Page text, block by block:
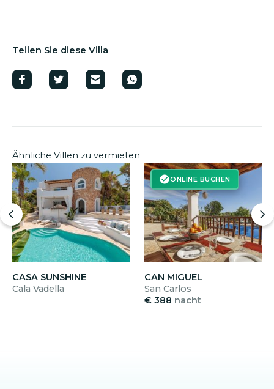
Teilen Sie diese Villa
Ähnliche Villen zu vermieten
CASA SUNSHINE
Cala Vadella
ONLINE BUCHEN
CAN MIGUEL
San Carlos
€ 388 nacht